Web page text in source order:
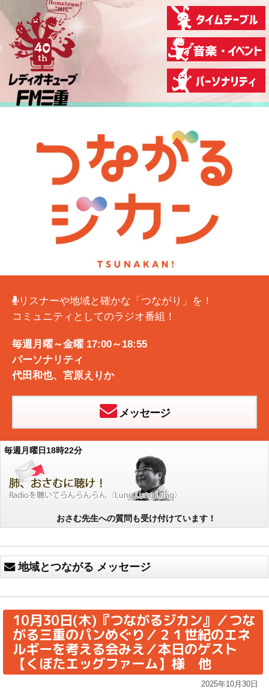
リスナーや地域と確かな「つながり」を！
コミュニティとしてのラジオ番組！
毎週月曜～金曜 17:00～18:55
パーソナリティ
代田和也、 宮原えりか
メッセージ
毎週月曜日18時22分
おさむ先生への質問も受け付けています！
地域とつながる メッセージ
10月30日(木)『つながるジカン』／つな
がる三重のパンめぐり／２１世紀のエネ
ルギーを考える会みえ／本日のゲスト
【くぼたエッグファーム】様 他
2025年10月30日